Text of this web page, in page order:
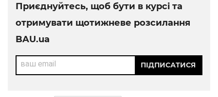
Приєднуйтесь, щоб бути в курсі та
отримувати щотижневе розсилання
BAU.ua
ваш email ПІДПИСАТИСЯ